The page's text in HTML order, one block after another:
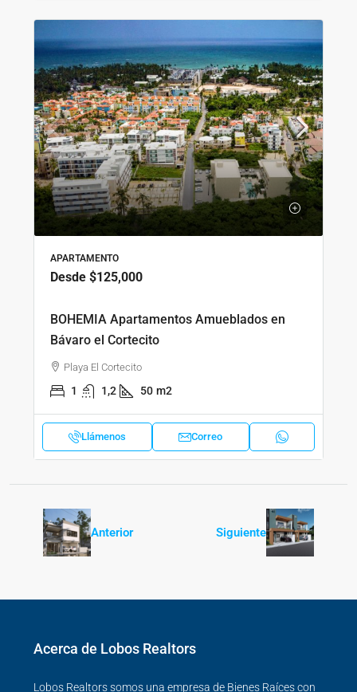
APARTAMENTO
Desde $125,000
BOHEMIA Apartamentos Amueblados en
Bávaro el Cortecito
Playa El Cortecito
1 1,2 50 m2
Llámenos Correo
Anterior Siguiente
Acerca de Lobos Realtors
Lobos Realtors somos una empresa de Bienes Raíces con